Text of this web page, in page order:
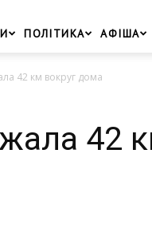
ПОЛІТИКА АФІША
42 км вокруг дома
42